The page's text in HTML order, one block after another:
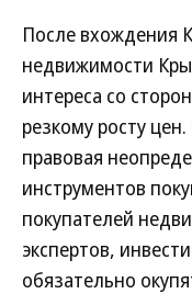
После вхождения
недвижимости
интереса со
резкому росту
правовая
инструментов
покупателей
экспертов,
обязательно